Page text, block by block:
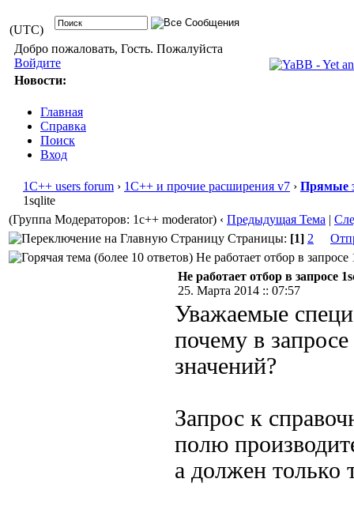
(UTC)
Добро пожаловать, Гость. Пожалуйста
Войдите
Новости:
Главная
Справка
Поиск
Вход
1С++ users forum › 1С++ и прочие расширения v7 › Прямые
1sqlite
(Группа Модераторов: 1c++ moderator) ‹ Предыдущая Тема |
Страницы: [1] 2
Не работает отбор в
Не работает отбор в запросе
25. Марта 2014 :: 07:57
Уважаемые
почему в
значений?
Запрос к
полю
а должен только